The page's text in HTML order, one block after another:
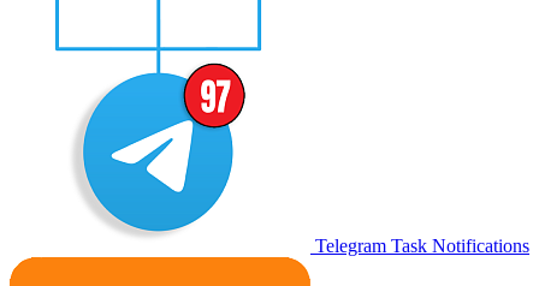
Telegram Task Notifications